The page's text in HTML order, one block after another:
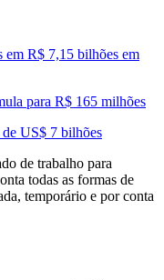
em R$ 7,15 bilhões em
para R$ 165 milhões
US$ 7 bilhões
de trabalho para
todas as formas de
temporário e por conta